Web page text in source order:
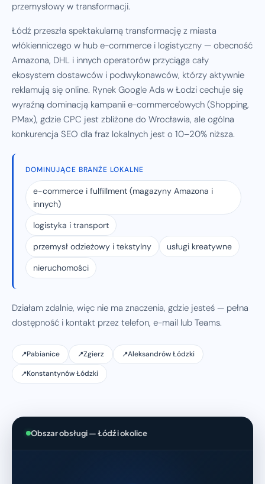
przemysłowy w transformacji.
Łódź przeszła spektakularną transformację z miasta
włókienniczego w hub e-commerce i logistyczny — obecność
Amazona, DHL i innych operatorów przyciąga cały
ekosystem dostawców i podwykonawców, którzy aktywnie
reklamują się online. Rynek Google Ads w Łodzi cechuje się
wyraźną dominacją kampanii e-commerce'owych (Shopping,
PMax), gdzie CPC jest zbliżone do Wrocławia, ale ogólna
konkurencja SEO dla fraz lokalnych jest o 10–20% niższa.
DOMINUJĄCE BRANŻE LOKALNE
e-commerce i fulfillment (magazyny Amazona i
innych)
logistyka i transport
przemysł odzieżowy i tekstylny
usługi kreatywne
nieruchomości
Działam zdalnie, więc nie ma znaczenia, gdzie jesteś — pełna
dostępność i kontakt przez telefon, e-mail lub Teams.
Pabianice Zgierz Aleksandrów Łódzki
Konstantynów Łódzki
Obszar obsługi — Łódź i okolice